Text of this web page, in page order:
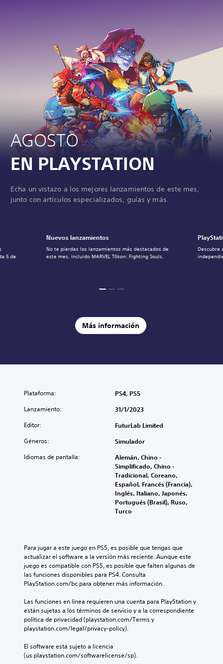
AGOSTO
EN PLAYSTATION
Echa un vistazo a los mejores lanzamientos de este mes,
junto con artículos especializados, guías y más.
Nuevos lanzamientos
No te pierdas los lanzamientos más destacados de
este mes, incluido MARVEL Tōkon: Fighting Souls.
Descubre
5 de
Más información
Plataforma: PS4, PS5
Lanzamiento: 31/1/2023
Editor: FuturLab Limited
Géneros: Simulador
Idiomas de pantalla:
Alemán, Chino -
Simplificado, Chino -
Tradicional, Coreano,
Español, Francés (Francia),
Inglés, Italiano, Japonés,
Portugués (Brasil), Ruso,
Turco
Para jugar a este juego en PS5, es posible que tengas que
actualizar el software a la versión más reciente. Aunque este
juego es compatible con PS5, es posible que falten algunas de
las funciones disponibles para PS4. Consulta
PlayStation.com/bc para obtener más información.
Las funciones en línea requieren una cuenta para PlayStation y
están sujetas a los términos de servicio y a la correspondiente
política de privacidad (playstation.com/Terms y
playstation.com/legal/privacy-policy).
El software está sujeto a licencia
(us.playstation.com/softwarelicense/sp).